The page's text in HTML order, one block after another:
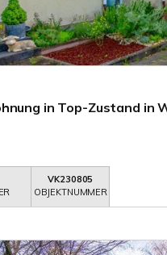
in Top-Zustand in
VK230805
OBJEKTNUMMER